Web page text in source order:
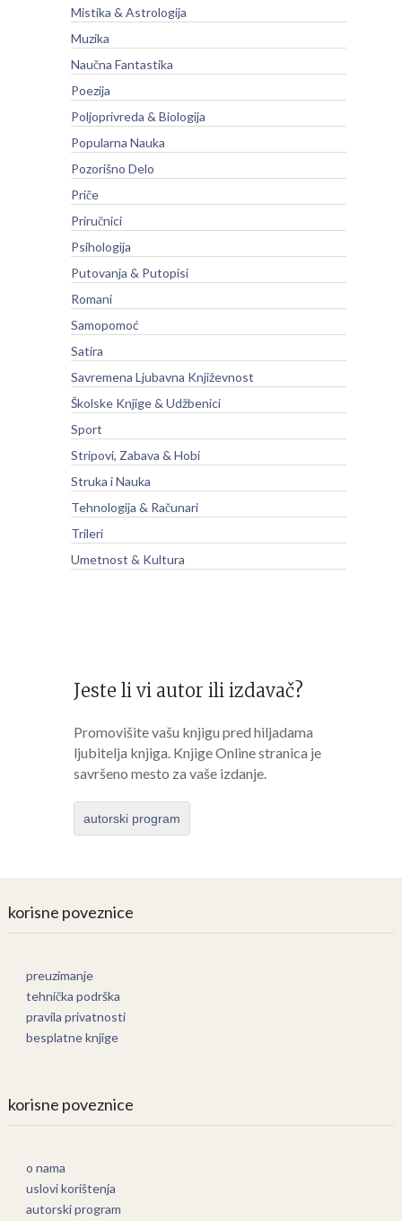
Mistika & Astrologija
Muzika
Naučna Fantastika
Poezija
Poljoprivreda & Biologija
Popularna Nauka
Pozorišno Delo
Priče
Priručnici
Psihologija
Putovanja & Putopisi
Romani
Samopomoć
Satira
Savremena Ljubavna Književnost
Školske Knjige & Udžbenici
Sport
Stripovi, Zabava & Hobi
Struka i Nauka
Tehnologija & Računari
Trileri
Umetnost & Kultura
Jeste li vi autor ili izdavač?
Promovišite vašu knjigu pred hiljadama
ljubitelja knjiga. Knjige Online stranica je
savršeno mesto za vaše izdanje.
autorski program
korisne poveznice
preuzimanje
tehnička podrška
pravila privatnosti
besplatne knjige
korisne poveznice
o nama
uslovi korištenja
autorski program